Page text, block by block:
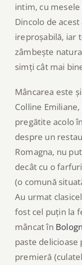
intim, cu
Dincolo de
ireproșabilă, iar
zâmbește
simți cât mai
Mâncarea este
Colline
pregătite acolo
despre un
Romagna, nu
decât cu o
(o comună
Au urmat
fost cel puțin la
mâncat în
paste delicioase
premieră